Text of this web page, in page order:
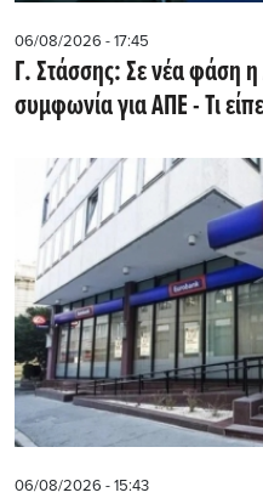
06/08/2026 - 17:45
Γ. Στάσσης: Σε νέα φάση
συμφωνία για ΑΠΕ - Τι
06/08/2026 - 15:43